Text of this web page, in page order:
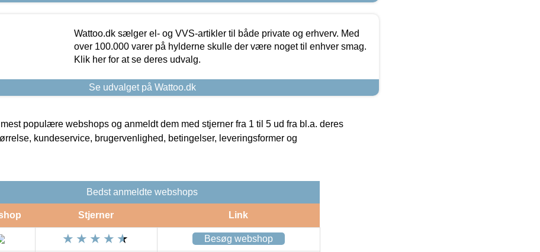
Wattoo.dk sælger el- og VVS-artikler til både private og erhverv. Med
over 100.000 varer på hylderne skulle der være noget til enhver smag.
Klik her for at se deres udvalg.
Se udvalget på Wattoo.dk
populære webshops og anmeldt dem med stjerner fra 1 til 5 ud fra bl.a. deres
kundeservice, brugervenlighed, betingelser, leveringsformer og
Bedst anmeldte webshops
Stjerner Link
Besøg webshop